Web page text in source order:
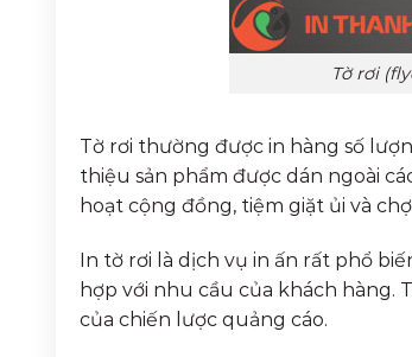
Tờ rơi
Tờ rơi thường được in hàng số
thiệu sản phẩm được dán ngoài
hoạt cộng đồng, tiệm giặt ủi và
In tờ rơi là dịch vụ in ấn rất phổ
hợp với nhu cầu của khách
của chiến lược quảng cáo.